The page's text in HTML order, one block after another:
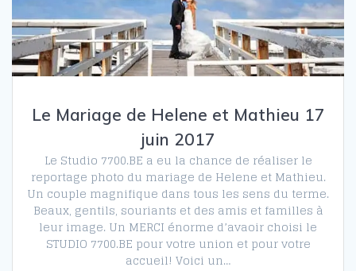
Le Mariage de Helene et Mathieu 17
juin 2017
Le Studio 7700.BE a eu la chance de réaliser le
reportage photo du mariage de Helene et Mathieu.
Un couple magnifique dans tous les sens du terme.
Beaux, gentils, souriants et des amis et familles à
leur image. Un MERCI énorme d’avaoir choisi le
STUDIO 7700.BE pour votre union et pour votre
accueil! Voici un…